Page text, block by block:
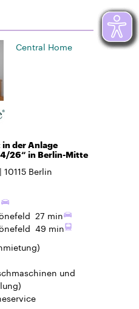
Central Home
der Anlage
26“ in Berlin-Mitte
10115 Berlin
27 min
49 min
und